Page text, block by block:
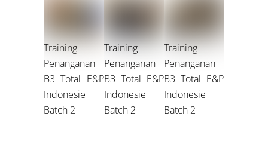
Training
Penanganan
B3 Total E&P
Indonesie
Batch 2
Training
Penanganan
B3 Total E&P
Indonesie
Batch 2
Training
Penanganan
B3 Total E&P
Indonesie
Batch 2